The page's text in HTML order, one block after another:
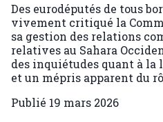
Des eurodéputés de tous
vivement critiqué la
sa gestion des relations
relatives au Sahara
des inquiétudes quant à la
et un mépris apparent du
Publié 19 mars 2026